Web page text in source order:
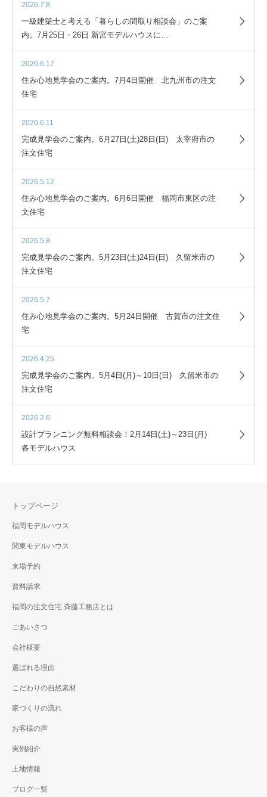
2026.7.8
一級建築士と考える「暮らしの間取り相談会」のご案
内。7月25日・26日 新宮モデルハウスに…
2026.6.17
住み心地見学会のご案内。7月4日開催 北九州市の注文
住宅
2026.6.11
完成見学会のご案内。6月27日(土)28日(日) 太宰府市の
注文住宅
2026.5.12
住み心地見学会のご案内。6月6日開催 福岡市東区の注
文住宅
2026.5.8
完成見学会のご案内。5月23日(土)24日(日) 久留米市の
注文住宅
2026.5.7
住み心地見学会のご案内。5月24日開催 古賀市の注文住
宅
2026.4.25
完成見学会のご案内。5月4日(月)～10日(日) 久留米市の
注文住宅
2026.2.6
設計プランニング無料相談会！2月14日(土)～23日(月)
各モデルハウス
トップページ
福岡モデルハウス
関東モデルハウス
来場予約
資料請求
福岡の注文住宅 斉藤工務店とは
ごあいさつ
会社概要
選ばれる理由
こだわりの自然素材
家づくりの流れ
お客様の声
実例紹介
土地情報
ブログ一覧